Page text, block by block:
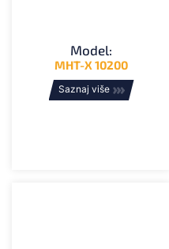
Model:
MHT-X 10200
Saznaj više